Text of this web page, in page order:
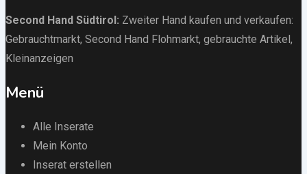
Second Hand Südtirol : Zweiter Hand kaufen und verkaufen:
Gebrauchtmarkt, Second Hand Flohmarkt, gebrauchte Artikel ,
Kleinanzeigen
Menü
Alle Inserate
Mein Konto
Inserat erstellen